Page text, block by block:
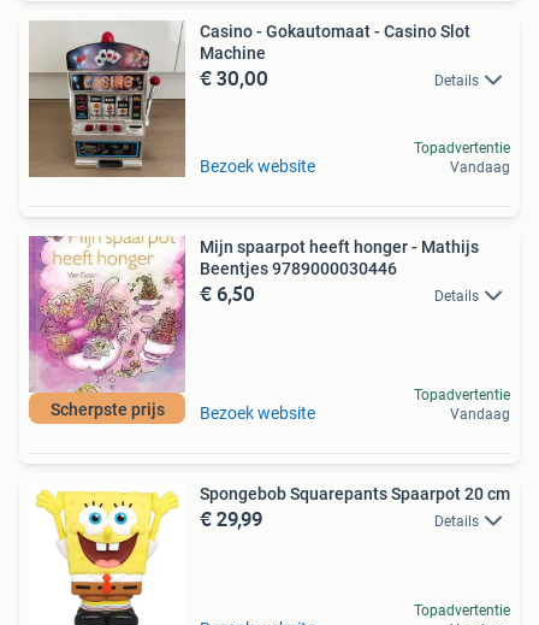
Casino - Gokautomaat - Casino Slot
Machine
€ 30,00 Details
Bezoek website
Topadvertentie
Vandaag
Scherpste prijs
Mijn spaarpot heeft honger - Mathijs
Beentjes 9789000030446
€ 6,50 Details
Bezoek website
Topadvertentie
Vandaag
Spongebob Squarepants Spaarpot 20 cm
€ 29,99 Details
Topadvertentie